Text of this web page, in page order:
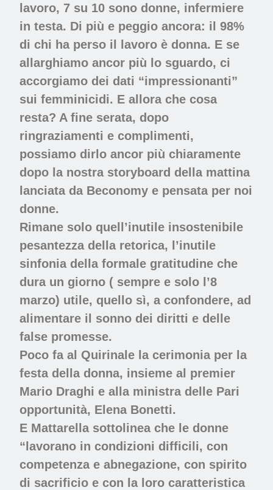
lavoro, 7 su 10 sono donne, infermiere
in testa. Di più e peggio ancora: il 98%
di chi ha perso il lavoro è donna. E se
allarghiamo ancor più lo sguardo, ci
accorgiamo dei dati “impressionanti”
sui femminicidi. E allora che cosa
resta? A fine serata, dopo
ringraziamenti e complimenti,
possiamo dirlo ancor più chiaramente
dopo la nostra storyboard della mattina
lanciata da Beconomy e pensata per noi
donne.
Rimane solo quell’inutile insostenibile
pesantezza della retorica, l’inutile
sinfonia della formale gratitudine che
dura un giorno ( sempre e solo l’8
marzo) utile, quello sì, a confondere, ad
alimentare il sonno dei diritti e delle
false promesse.
Poco fa al Quirinale la cerimonia per la
festa della donna, insieme al premier
Mario Draghi e alla ministra delle Pari
opportunità, Elena Bonetti.
E Mattarella sottolinea che le donne
“ lavorano in condizioni difficili, con
competenza e abnegazione, con spirito
di sacrificio e con la loro caratteristica